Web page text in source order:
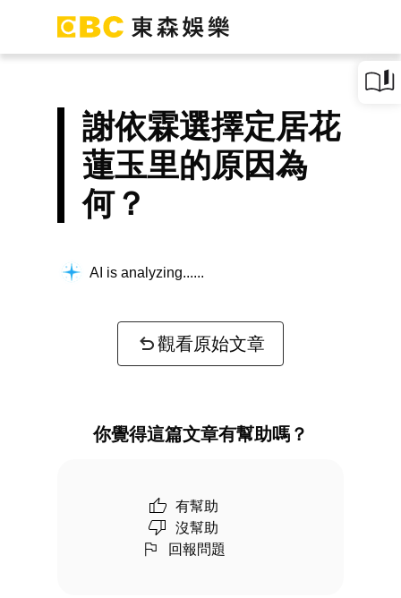
謝依霖選擇定居花
蓮玉里的原因為
何？
AI is analyzing...
觀看原始文章
你覺得這篇文章有幫助嗎？
有幫助
沒幫助
回報問題